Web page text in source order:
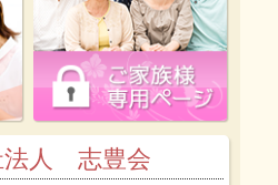
法人 志豊会